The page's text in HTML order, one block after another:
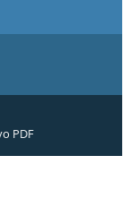
PDF